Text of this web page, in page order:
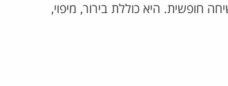
חופשית. היא כוללת בירור, מיפוי,